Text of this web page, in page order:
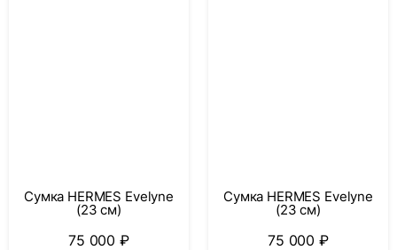
Сумка HERMES Evelyne
(23 см)
75 000₽
Сумка HERMES Evelyne
(23 см)
75 000₽